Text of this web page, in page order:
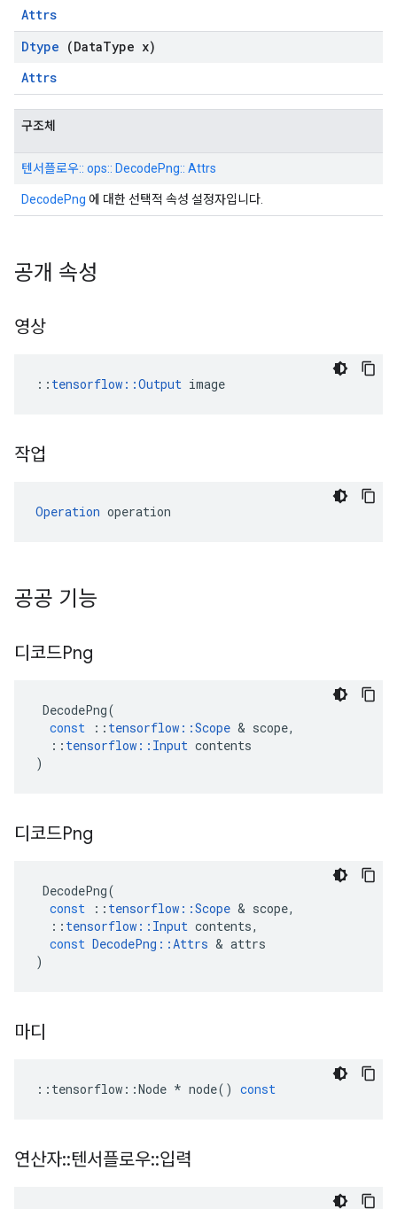
Attrs
Dtype (DataType x)
Attrs
구조체
텐서플로우:: ops:: DecodePng:: Attrs
DecodePng 에 대한 선택적 속성 설정자입니다.
공개 속성
영상
:: tensorflow::Output image
작업
Operation operation
공공 기능
디코드Png
DecodePng(
const
:: tensorflow ::Scope & scope,
:: tensorflow :: Input contents
)
디코드Png
DecodePng(
const
:: tensorflow ::Scope & scope,
:: tensorflow :: Input contents,
const DecodePng ::Attrs & attrs
)
마디
:: tensorflow ::Node * node() const
연산자::텐서플로우::입력